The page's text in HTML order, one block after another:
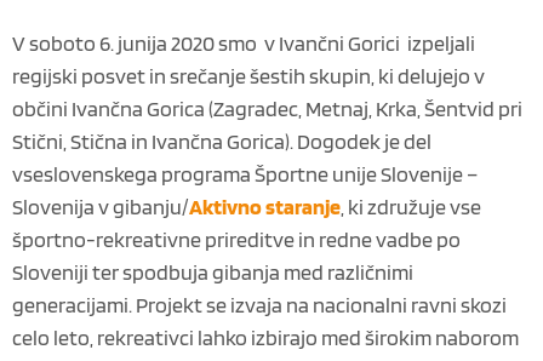
V soboto 6. junija 2020 smo v Ivančni Gorici izpeljali
regijski posvet in srečanje šestih skupin, ki delujejo v
občini Ivančna Gorica (Zagradec, Metnaj, Krka, Šentvid pri
Stični, Stična in Ivančna Gorica). Dogodek je del
vseslovenskega programa Športne unije Slovenije –
Slovenija v gibanju/Aktivno staranje , ki združuje vse
športno-rekreativne prireditve in redne vadbe po
Sloveniji ter spodbuja gibanja med različnimi
generacijami. Projekt se izvaja na nacionalni ravni skozi
celo leto, rekreativci lahko izbirajo med širokim naborom